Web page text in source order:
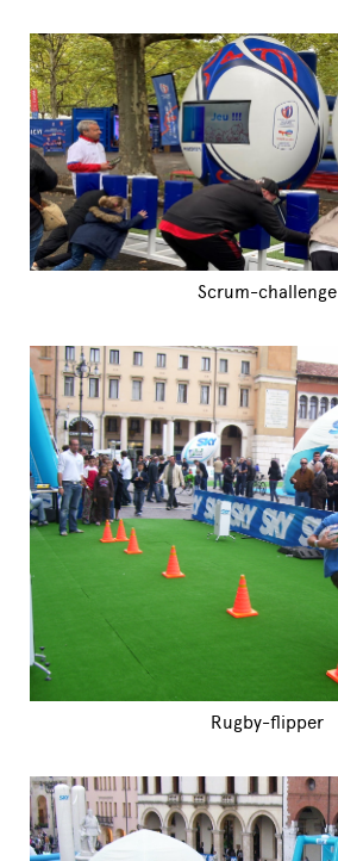
Scrum-challenge
Rugby-flipper